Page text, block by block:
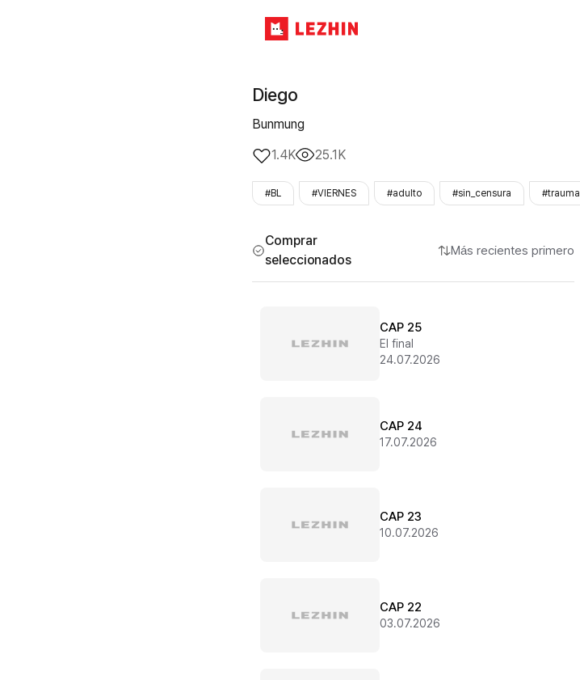
Diego
Bunmung
1.4K
25.1K
#BL #VIERNES #adulto #sin_censura #trauma
Comprar
seleccionados
Más recientes primero
CAP 25
El final
24.07.2026
CAP 24
17.07.2026
CAP 23
10.07.2026
CAP 22
03.07.2026